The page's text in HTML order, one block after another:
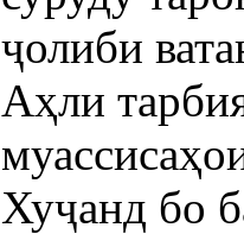
ҷолиби
Аҳли
Хуҷанд бо